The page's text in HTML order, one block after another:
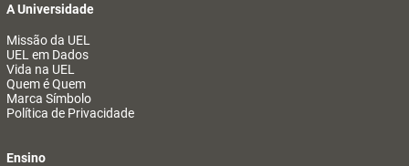
A Universidade
Missão da UEL
UEL em Dados
Vida na UEL
Quem é Quem
Marca Símbolo
Política de Privacidade
Ensino